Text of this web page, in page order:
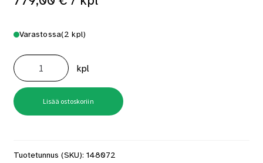
Varastossa(2 kpl)
GNH
Viimeistelynaulain
18V-
50
L-
Boxx
määrä
kpl
Lisää ostoskoriin
Tuotetunnus (SKU): 148072